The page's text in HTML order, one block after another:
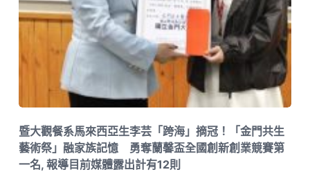
暨大觀餐系馬來西亞生李芸「跨海」摘冠！「金門共生
藝術祭」融家族記憶 勇奪蘭馨盃全國創新創業競賽第
一名, 報導目前媒體露出計有12則